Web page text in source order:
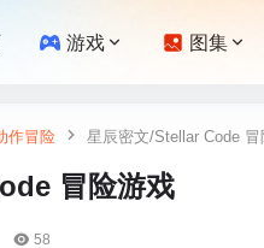
游戏 图集
作冒险 星辰密文/Stellar Code 冒
冒险‎游戏
58